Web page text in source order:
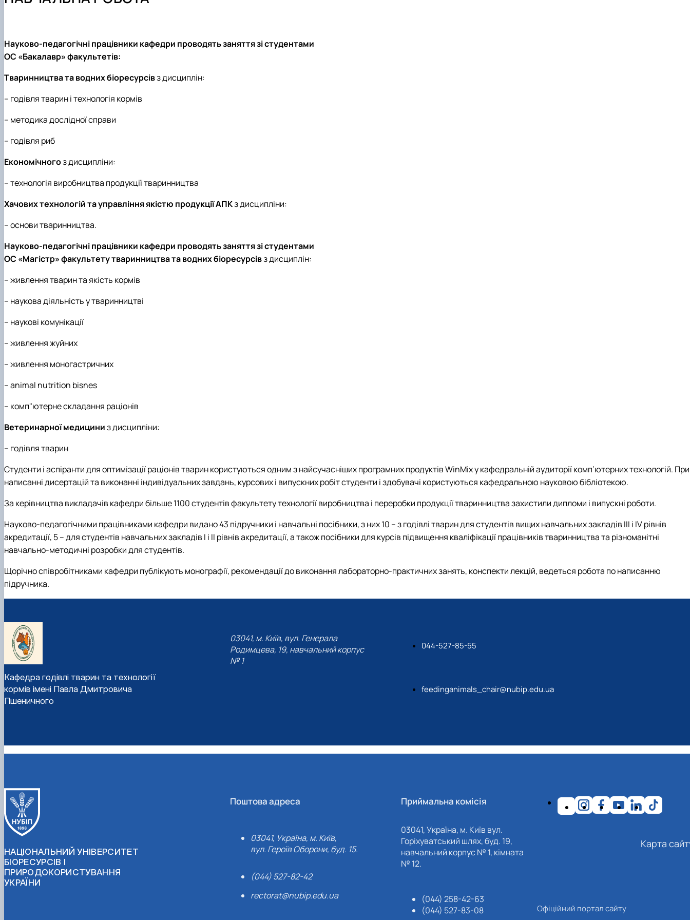
Можливості працевлаштування
Фотогалерея
Наукові гуртки
Науково-педагогічні працівники кафедри проводять заняття зі студентами
ОС «Бакалавр» факультетів:
Тваринництва та водних біоресурсівз дисциплін:
– годівля тварин і технологія кормів
– методика дослідної справи
– годівля риб
Економічногоз дисципліни:
– технологія виробництва продукції тваринництва
Хачових технологій та управління якістю продукції АПКз дисципліни:
– основи тваринництва.
Науково-педагогічні працівники кафедри проводять заняття зі студентами
ОС «Магістр» факультету тваринництва та водних біоресурсівз дисциплін:
– живлення тварин та якість кормів
– наукова діяльність у тваринництві
– наукові комунікації
– живлення жуйних
– живлення моногастричних
– animal nutrition bisnes
– комп"ютерне складання раціонів
Ветеринарної медициниз дисципліни:
– годівля тварин
Студенти і аспіранти для оптимізації раціонів тварин користуються одним з найсучасніших програмних продуктів WinMix у кафедральній аудиторії комп’ютерних технологій. При
написанні дисертацій та виконанні індивідуальних завдань, курсових і випускних робіт студенти і здобувачі користуються кафедральною науковою бібліотекою.
За керівництва викладачів кафедри більше 1100 студентів факультету технології виробництва і переробки продукції тваринництва захистили дипломи і випускні роботи.
Науково-педагогічними працівниками кафедри видано 43 підручники і навчальні посібники, з них 10 – з годівлі тварин для студентів вищих навчальних закладів ІІІ і IV рівнів
акредитації, 5 – для студентів навчальних закладів І і ІІ рівнів акредитації, а також посібники для курсів підвищення кваліфікації працівників тваринництва та різноманітні
навчально-методичні розробки для студентів.
Щорічно співробітниками кафедри публікують монографії, рекомендації до виконання лабораторно-практичних занять, конспекти лекцій, ведеться робота по написанню
підручника.
Кафедра годівлі тварин та технології
кормів імені Павла Дмитровича
Пшеничного
03041, м. Київ, вул. Генерала
Родимцева, 19, навчальний корпус
№ 1
044-527-85-55
feedinganimals_chair@nubip.edu.ua
НАЦІОНАЛЬНИЙ УНІВЕРСИТЕТ
БІОРЕСУРСІВ І
ПРИРОДОКОРИСТУВАННЯ
УКРАЇНИ
Поштова адреса
03041, Україна, м. Київ,
вул. Героїв Оборони, буд. 15.
(044) 527-82-42
rectorat@nubip.edu.ua
Приймальна комісія
03041, Україна, м. Київ вул.
Горіхуватський шлях, буд. 19,
навчальний корпус № 1, кімната
№ 12.
(044) 258-42-63
(044) 527-83-08
Карта
Офіційний портал сайту